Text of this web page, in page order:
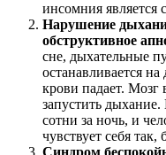
инсомния
Нарушение
обструктивное
сне, дыхательные
останавливается
крови падает.
запустить
сотни за ночь, и
чувствует себя
Синдром